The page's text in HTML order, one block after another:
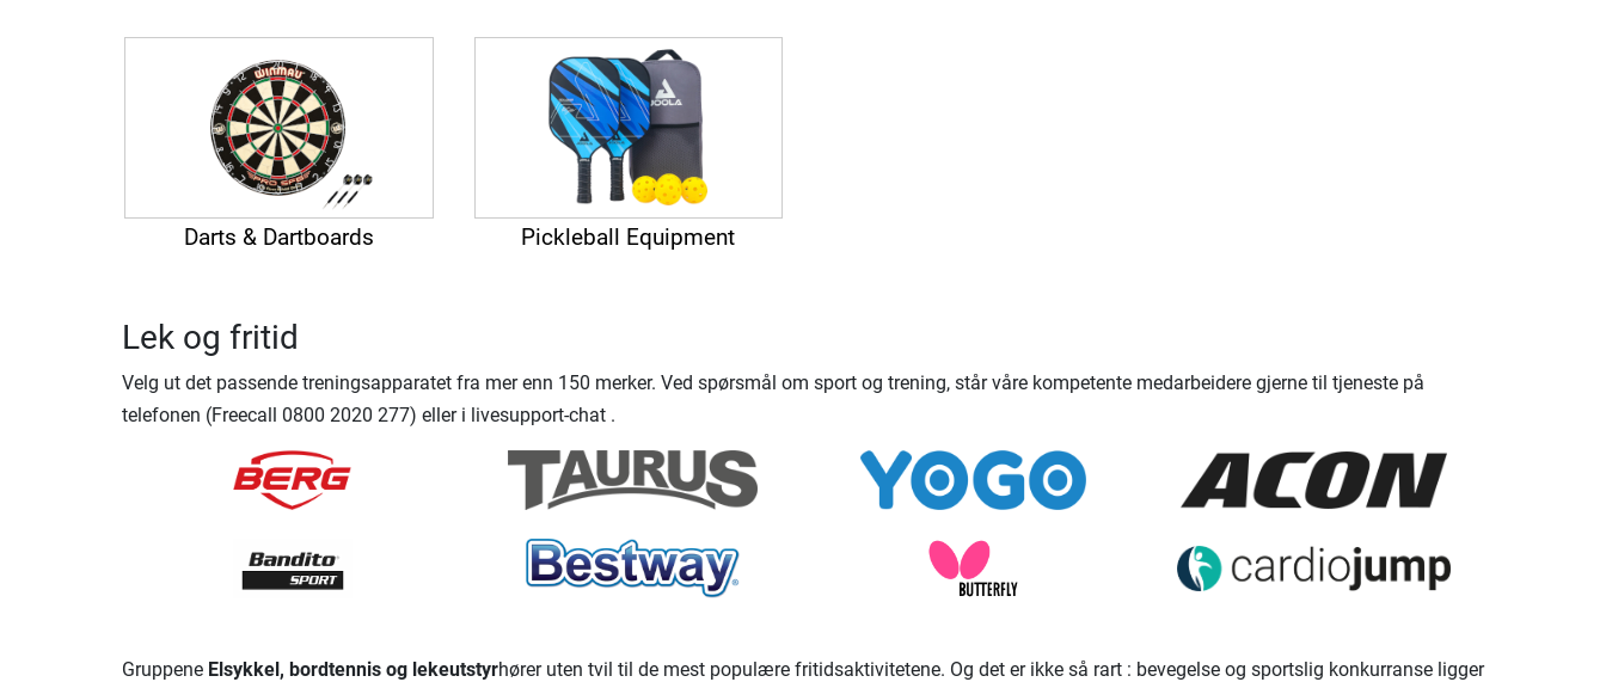
Darts & Dartboards Pickleball Equipment
Lek og fritid
Velg ut det passende treningsapparatet fra mer enn 150 merker. Ved spørsmål om sport og trening, står våre kompetente medarbeidere gjerne til tjeneste på
telefonen (Freecall 0800 2020 277) eller i livesupport-chat .
Gruppene Elsykkel, bordtennis og lekeutstyrhører uten tvil til de mest populære fritidsaktivitetene. Og det er ikke så rart : bevegelse og sportslig konkurranse ligger